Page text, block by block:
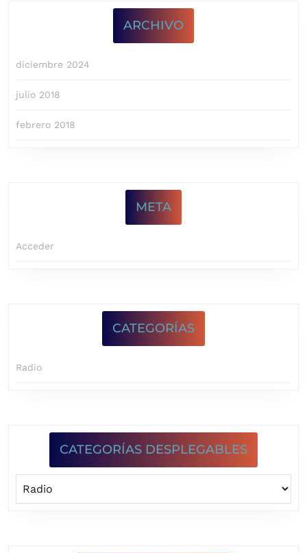
ARCHIVO
diciembre 2024
julio 2018
febrero 2018
META
Acceder
CATEGORÍAS
Radio
CATEGORÍAS DESPLEGABLES